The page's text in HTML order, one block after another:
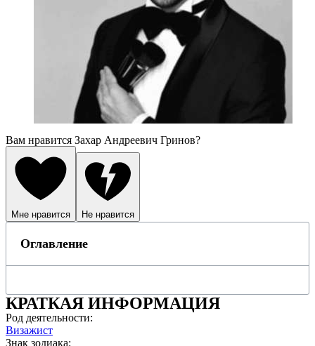
Вам нравится Захар Андреевич Гринов?
Мне нравится Не нравится
Оглавление
КРАТКАЯ ИНФОРМАЦИЯ
Род деятельности:
Визажист
Знак зодиака: